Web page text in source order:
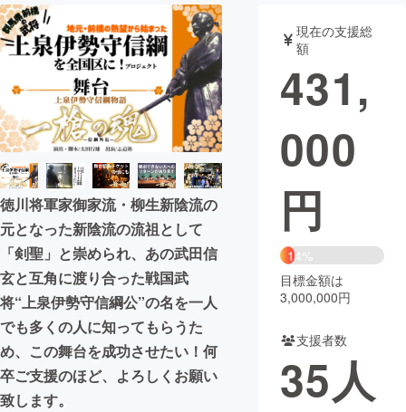
テクノロジー・ガジェット
映像・映画 書籍・雑誌
ビジネス・起業 チャレンジ
まちづくり・地域活性化
CAMPFIRE for Social Good
CAMPFIRE Creation
CAMPFIREふるさと納税
コミュニティ
徳川将軍家御家流・柳生新陰流の
元となった新陰流の流祖として
「剣聖」と崇められ、あの武田信
玄と互角に渡り合った戦国武
将“上泉伊勢守信綱公”の名を一人
でも多くの人に知ってもらうた
め、この舞台を成功させたい！何
卒ご支援のほど、よろしくお願い
致します。
現在の支援総
額
431,
000
円
14%
目標金額は
3,000,000円
支援者数
35人